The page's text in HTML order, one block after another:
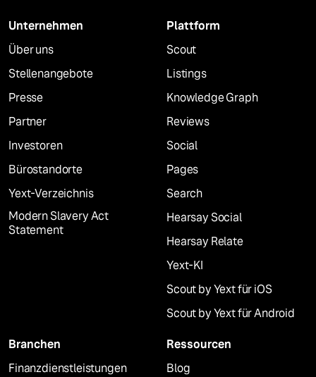
Unternehmen
Über uns
Stellenangebote
Presse
Partner
Investoren
Bürostandorte
Yext-Verzeichnis
Modern Slavery Act
Statement
Plattform
Scout
Listings
Knowledge Graph
Reviews
Social
Pages
Search
Hearsay Social
Hearsay Relate
Yext-KI
Scout by Yext für iOS
Scout by Yext für Android
Branchen
Finanzdienstleistungen
Ressourcen
Blog